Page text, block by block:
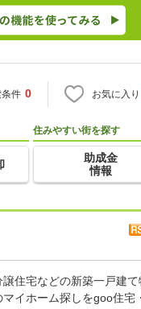
件 0 お気に入り
住みやすい街を探す
助成金
情報
住宅などの新築一戸建て
イホーム探しをgoo住宅